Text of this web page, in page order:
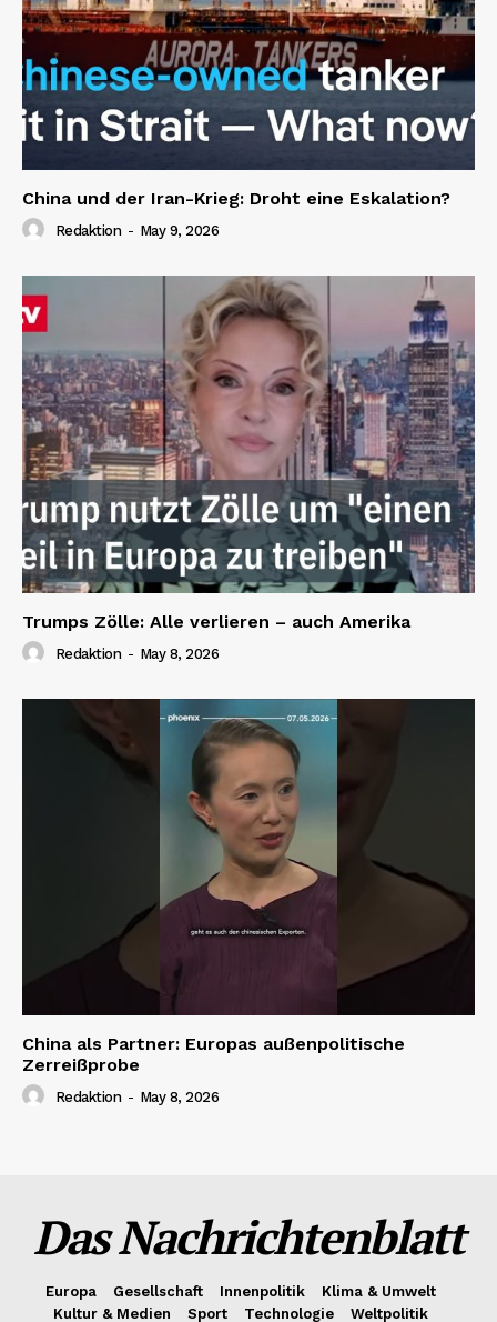
China und der Iran-Krieg: Droht eine Eskalation?
Redaktion - May 9, 2026
Trumps Zölle: Alle verlieren – auch Amerika
Redaktion - May 8, 2026
China als Partner: Europas außenpolitische
Zerreißprobe
Redaktion - May 8, 2026
Das Nachrichtenblatt
Europa Gesellschaft Innenpolitik
Klima & Umwelt
Kultur & Medien
Sport Technologie Weltpolitik